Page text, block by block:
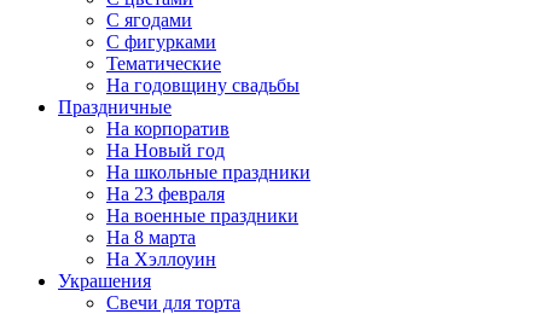
С ягодами
С фигурками
Тематические
На годовщину свадьбы
Праздничные
На корпоратив
На Новый год
На школьные праздники
На 23 февраля
На военные праздники
На 8 марта
На Хэллоуин
Украшения
Свечи для торта